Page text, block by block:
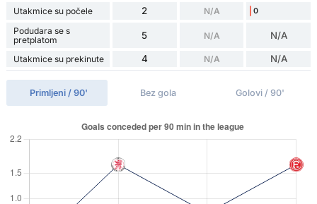
Utakmice su počele 2 N/A 0
Podudara se s
pretplatom
5 N/A N/A
Utakmice su prekinute 4 N/A N/A
Primljeni / 90' Bez gola Golovi / 90'